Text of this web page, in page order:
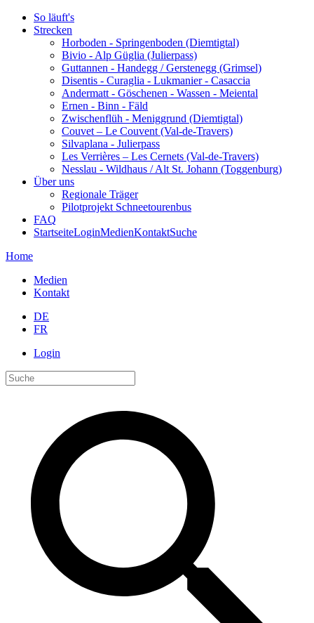
So läuft's
Strecken
Horboden - Springenboden (Diemtigtal)
Bivio - Alp Güglia (Julierpass)
Guttannen - Handegg / Gerstenegg (Grimsel)
Disentis - Curaglia - Lukmanier - Casaccia
Andermatt - Göschenen - Wassen - Meiental
Ernen - Binn - Fäld
Zwischenflüh - Meniggrund (Diemtigtal)
Couvet – Le Couvent (Val-de-Travers)
Silvaplana - Julierpass
Les Verrières – Les Cernets (Val-de-Travers)
Nesslau - Wildhaus / Alt St. Johann (Toggenburg)
Über uns
Regionale Träger
Pilotprojekt Schneetourenbus
FAQ
StartseiteLoginMedienKontaktSuche
Home
Medien
Kontakt
DE
FR
Login